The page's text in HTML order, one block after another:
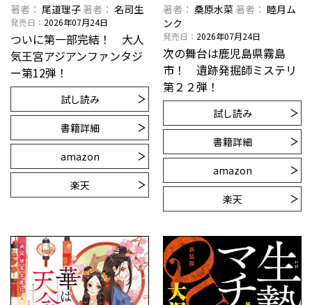
著者 尾道理子著者 名司生
発売日 2026年07月24日
ついに第一部完結！ 大人
気王宮アジアンファンタジ
ー第12弾！
試し読み
書籍詳細
amazon
楽天
著者 桑原水菜著者
睦月ム
ンク
発売日 2026年07月24日
次の舞台は鹿児島県霧島
市！ 遺跡発掘師ミステリ
第２２弾！
試し読み
書籍詳細
amazon
楽天